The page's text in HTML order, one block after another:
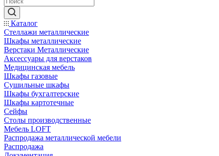
Каталог
Стеллажи металлические
Шкафы металлические
Верстаки Металлические
Аксессуары для верстаков
Медицинская мебель
Шкафы газовые
Сушильные шкафы
Шкафы бухгалтерские
Шкафы картотечные
Сейфы
Столы производственные
Мебель LOFT
Распродажа металлической мебели
Распродажа